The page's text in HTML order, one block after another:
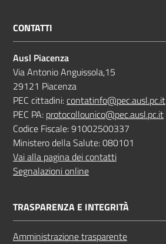
CONTATTI
Ausl Piacenza
Via Antonio Anguissola,15
29121 Piacenza
PEC cittadini:contatinfo@pec.ausl.pc.it
PEC PA: protocollounico@pec.ausl.pc.it
Codice Fiscale: 91002500337
Ministero della Salute: 080101
Vai alla pagina dei contatti
Segnalazioni online
TRASPARENZA E INTEGRITÀ
Amministrazione trasparente